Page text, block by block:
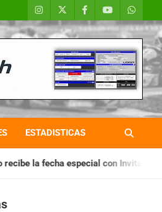
ESTADISTICAS
Invitados CHAQUEÑO